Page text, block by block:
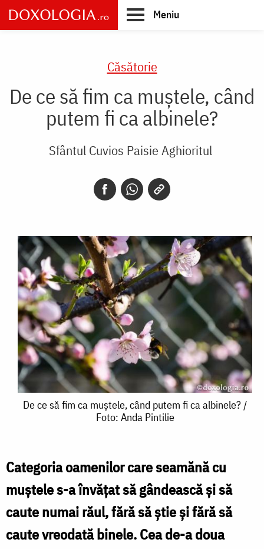
Skip
to
main
Meniu
Căsătorie
De ce să fim ca muștele, când
putem fi ca albinele?
Sfântul Cuvios Paisie Aghioritul
De
fim
ca
muștele,
când
De ce să fim ca muștele, când putem fi ca albinele? /
Foto: Anda Pintilie
Categoria oamenilor care seamănă cu
muștele s-a învățat să gândească și să
caute numai răul, fără să știe și fără să
caute vreodată binele. Cea de-a doua